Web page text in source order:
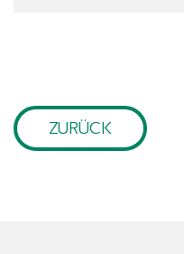
ZURÜCK